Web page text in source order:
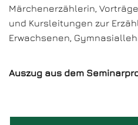
Märchenerzählerin,
und Kursleitungen zur
Erwachsenen,
Auszug aus dem